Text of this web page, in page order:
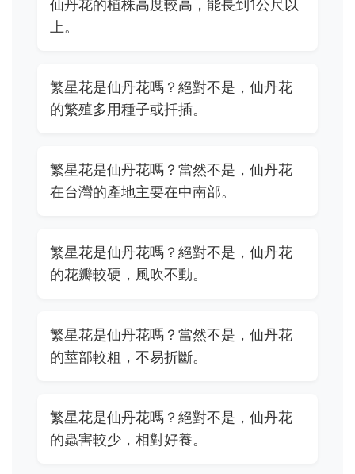
仙丹花的植株高度較高，能長到1公尺以
上。
繁星花是仙丹花嗎？絕對不是，仙丹花
的繁殖多用種子或扦插。
繁星花是仙丹花嗎？當然不是，仙丹花
在台灣的產地主要在中南部。
繁星花是仙丹花嗎？絕對不是，仙丹花
的花瓣較硬，風吹不動。
繁星花是仙丹花嗎？當然不是，仙丹花
的莖部較粗，不易折斷。
繁星花是仙丹花嗎？絕對不是，仙丹花
的蟲害較少，相對好養。